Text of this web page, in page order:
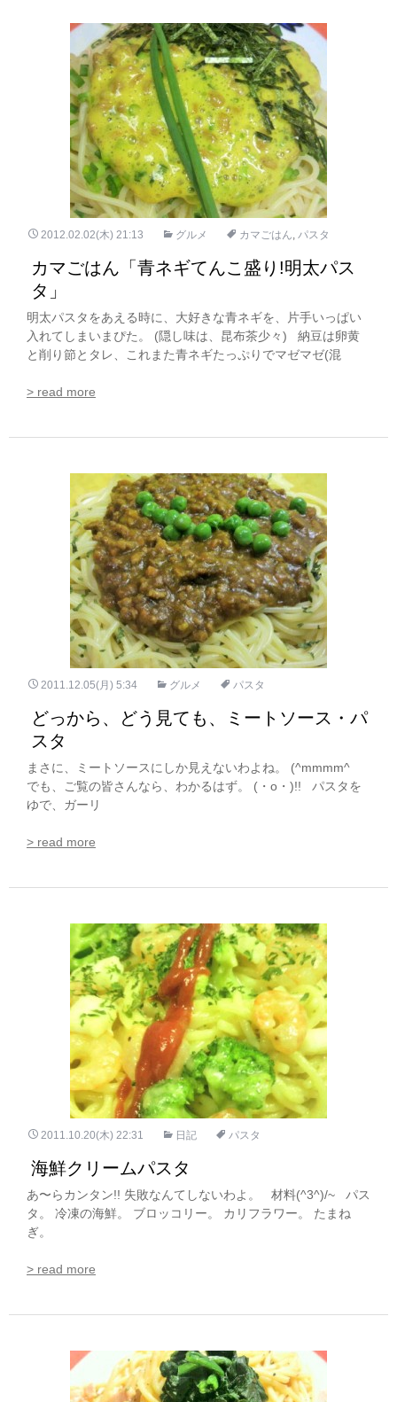
2012.02.02(木) 21:13 グルメ カマごはん, パスタ
カマごはん「青ネギてんこ盛り!明太パス
タ」
明太パスタをあえる時に、大好きな青ネギを、片手いっぱい
入れてしまいまぴた。 (隠し味は、昆布茶少々) 納豆は卵黄
と削り節とタレ、これまた青ネギたっぷりでマゼマゼ(混
> read more
2011.12.05(月) 5:34 グルメ パスタ
どっから、どう見ても、ミートソース・パ
スタ
まさに、ミートソースにしか見えないわよね。 (^mmmm^ゞ
でも、ご覧の皆さんなら、わかるはず。 (・o・)!! パスタを
ゆで、ガーリ
> read more
2011.10.20(木) 22:31 日記 パスタ
海鮮クリームパスタ
あ〜らカンタン!! 失敗なんてしないわよ。 材料(^3^)/~ パス
タ。 冷凍の海鮮。 ブロッコリー。 カリフラワー。 たまね
ぎ。
> read more